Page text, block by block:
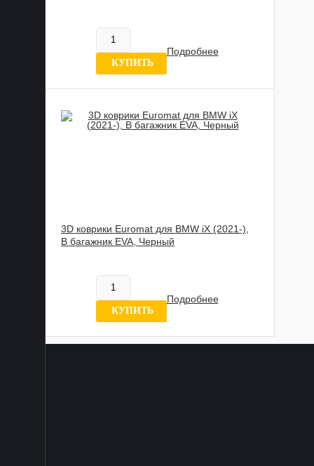
Нет в наличии
0 отзывов
КУПИТЬ
Подробнее
3D коврики Euromat для BMW iX (2021-),
В багажник EVA, Черный
Нет в наличии
0 отзывов
КУПИТЬ
Подробнее